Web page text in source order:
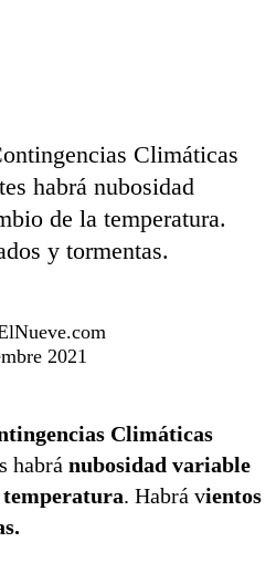
Climáticas
habrá nubosidad
de la temperatura.
y tormentas.
2021
Climáticas
habrá nubosidad variable
temperatura. Habrá vientos